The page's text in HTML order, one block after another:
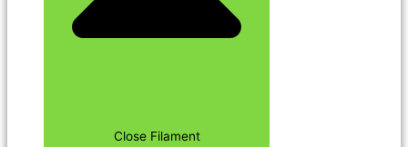
Close Filament